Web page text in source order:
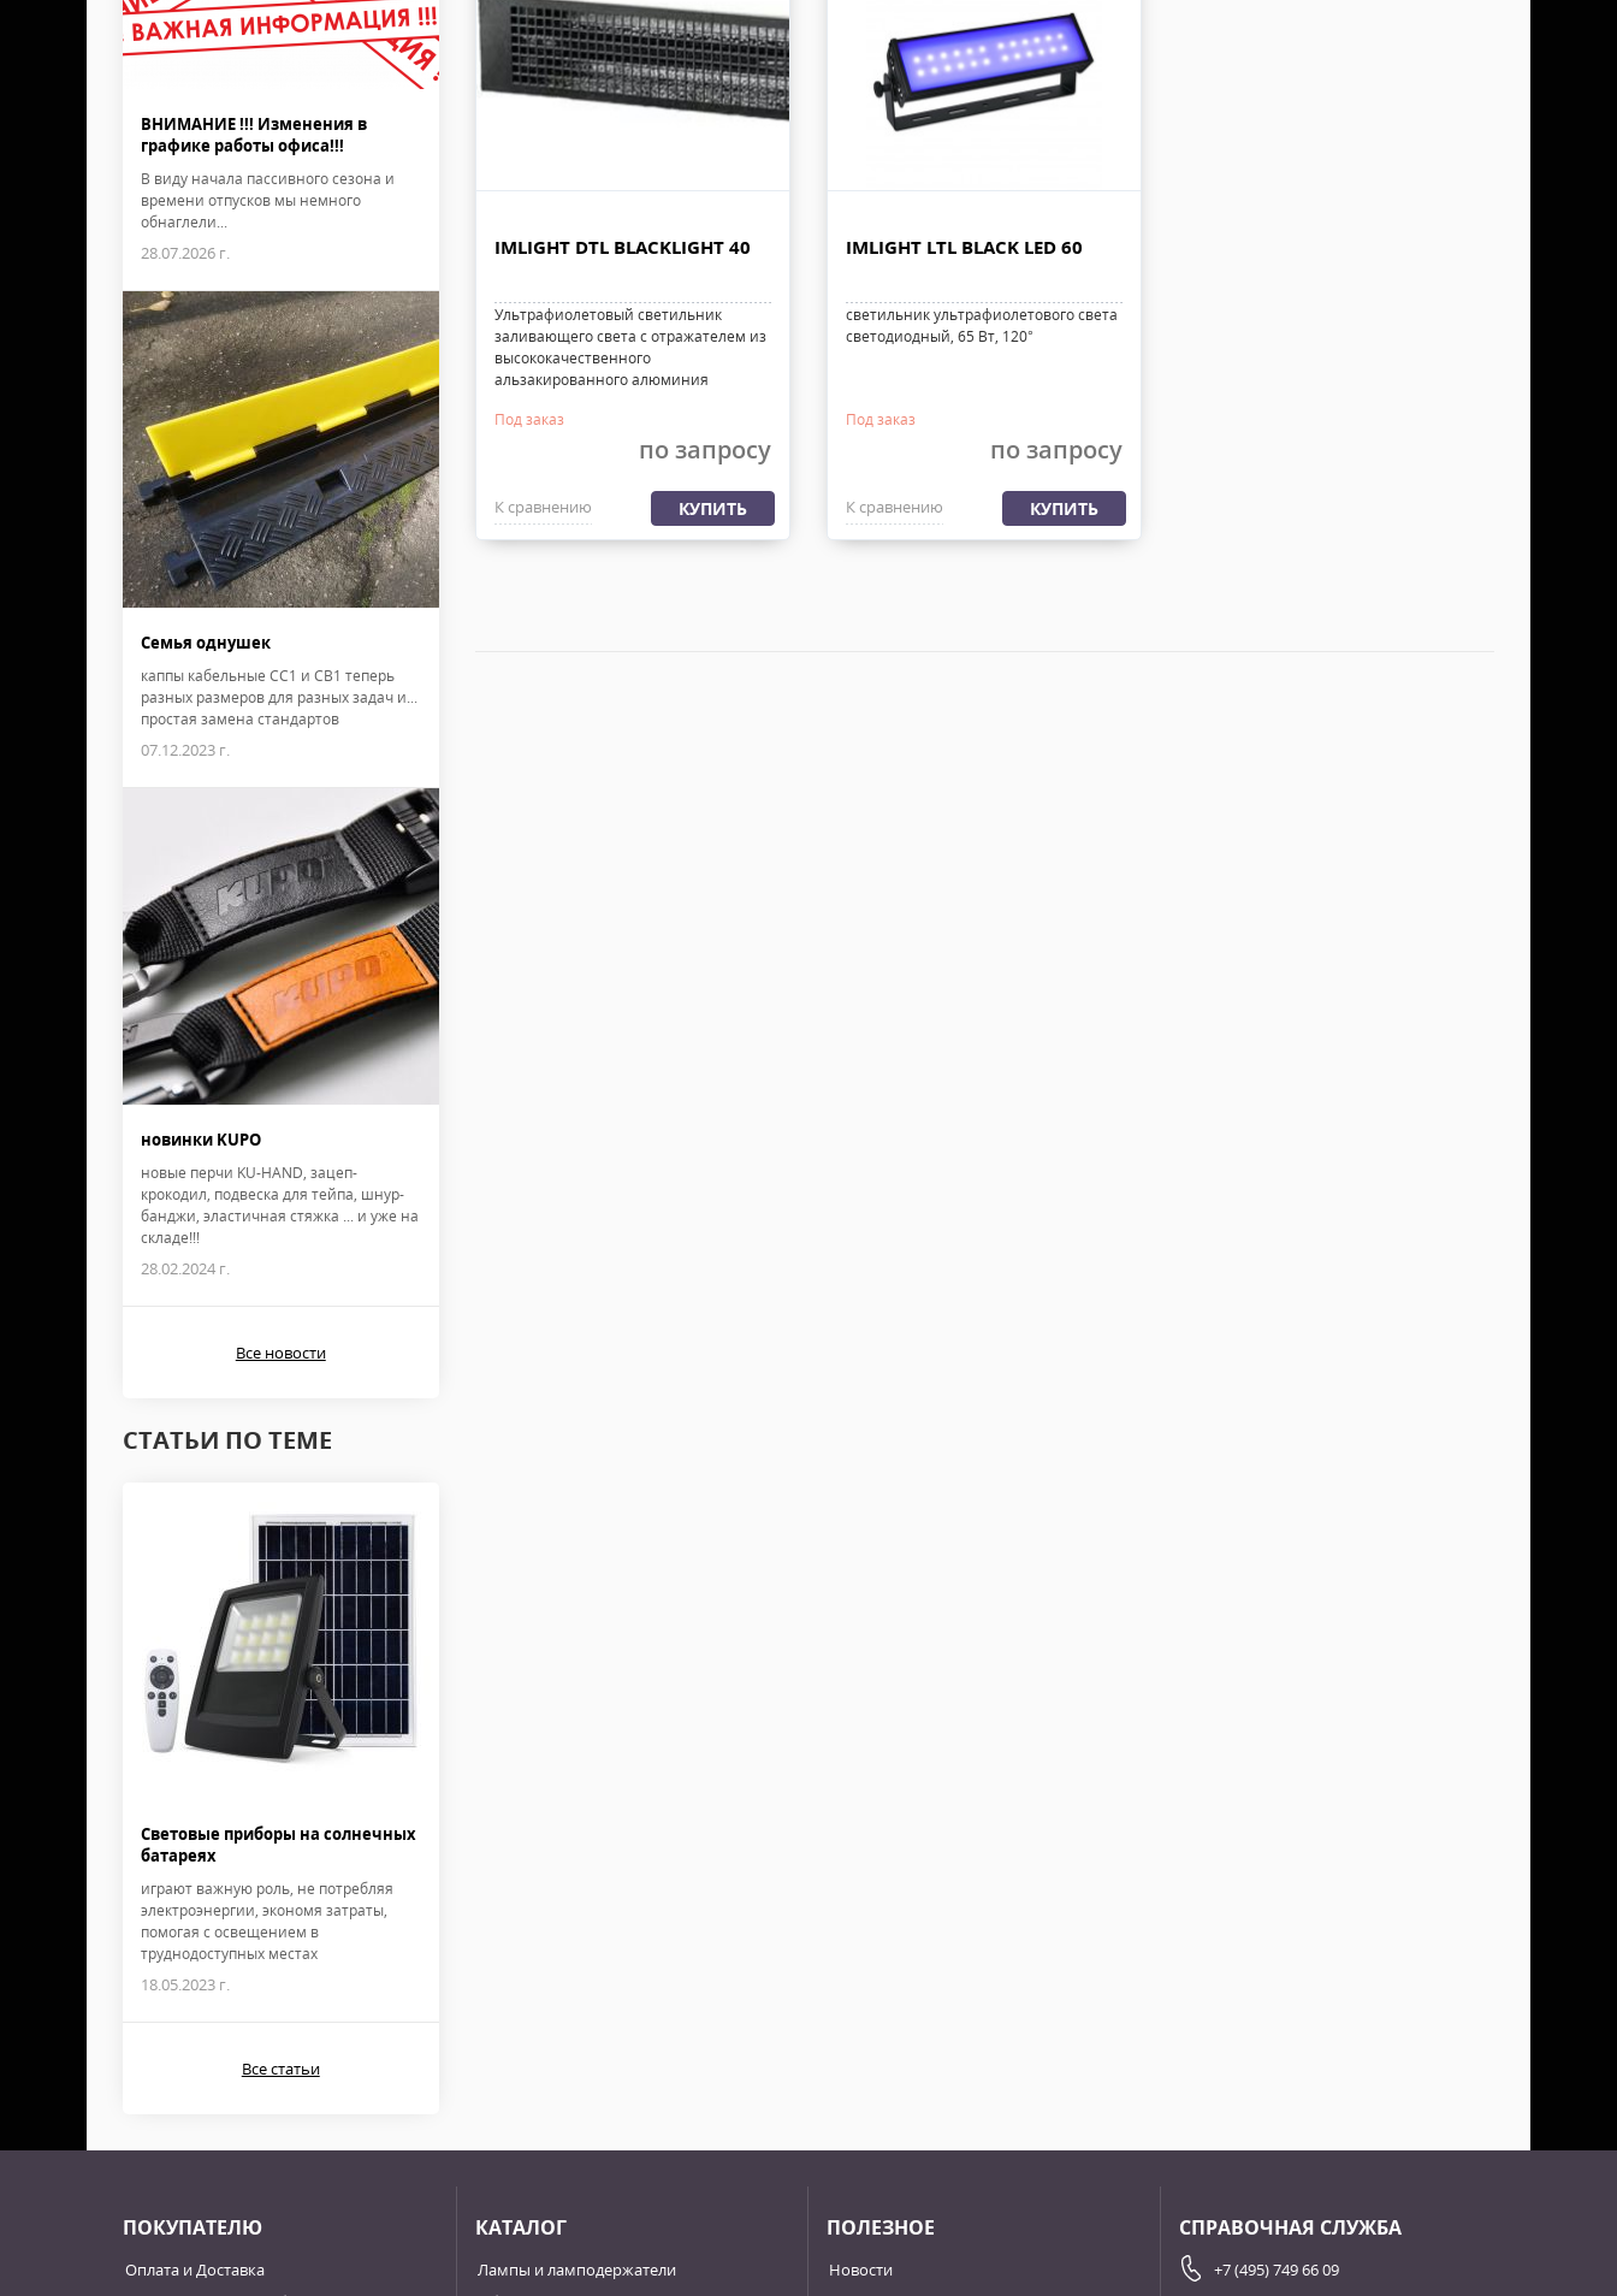
ВНИМАНИЕ !!! Изменения в
графике работы офиса!!!
В виду начала пассивного сезона и
времени отпусков мы немного
обнаглели...
28.07.2026 г.
Семья однушек
каппы кабельные CC1 и CB1 теперь
разных размеров для разных задач и...
простая замена стандартов
07.12.2023 г.
новинки KUPO
новые перчи KU-HAND, зацеп-
крокодил, подвеска для тейпа, шнур-
банджи, эластичная стяжка ... и уже на
складе!!!
28.02.2024 г.
Все новости
СТАТЬИ ПО ТЕМЕ
Световые приборы на солнечных
батареях
играют важную роль, не потребляя
электроэнергии, экономя затраты,
помогая с освещением в
труднодоступных местах
18.05.2023 г.
Все статьи
IMLIGHT DTL BLACKLIGHT 40
Ультрафиолетовый светильник
заливающего света с отражателем из
высококачественного
альзакированного алюминия
Под заказ
по запросу
К сравнению КУПИТЬ
IMLIGHT LTL BLACK LED 60
светильник ультрафиолетового света
светодиодный, 65 Вт, 120°
Под заказ
по запросу
К сравнению КУПИТЬ
ПОКУПАТЕЛЮ
Оплата и Доставка
КАТАЛОГ
Лампы и ламподержатели
ПОЛЕЗНОЕ
Новости
СПРАВОЧНАЯ СЛУЖБА
+7 (495) 749 66 09